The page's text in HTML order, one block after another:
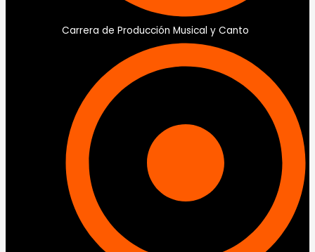
Carrera de Producción Musical y Canto